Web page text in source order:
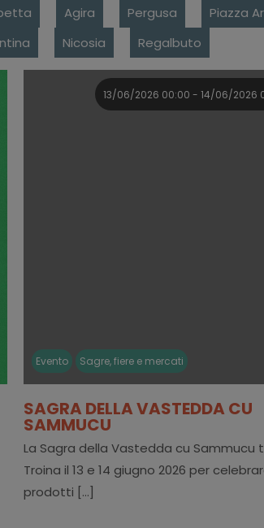
Agira Pergusa Piazza
Nicosia Regalbuto
13/06/2026 00:00 - 14/06/2026
Evento Sagre, fiere e mercati
SAGRA DELLA VASTEDDA CU
SAMMUCU
La Sagra della Vastedda cu Sammucu
Troina il 13 e 14 giugno 2026 per
prodotti [...]